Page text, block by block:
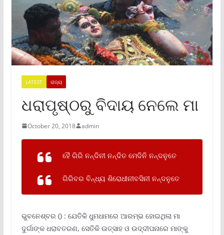
LATEST ରାଜ୍ୟ
ଧରାପୃଷ୍ଠରୁ ବିଦାୟ ନେଲେ ମା
October 20, 2018 admin
ହୈ ଗିରି ନନ୍ଦିନୀ ନନ୍ଦିତ ମେଦିନି ନନ୍ଦନୁତେ
ଗିରିବର ବିନ୍ଧ୍ୟ ଶିରୋଧୀନୀବସିନୀ ନନ୍ଦନୁତେ
ଭୁବନେଶ୍ବର () : ଯେତିକି ଧୁମଧାମରେ ଆରମ୍ଭ ହୋଇଥିଲା ମା
ଦୁର୍ଗାଙ୍କ ଧରାବତରଣ, ସେତିକି ଉତ୍ସାହ ଓ ଉଦ୍ଦୀପନାରେ ମାଙ୍କୁ